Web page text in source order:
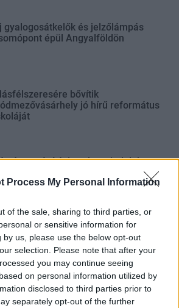
Process My Personal Information
of the sale, sharing to third parties, or
or sensitive information for
by us, please use the below opt-out
selection. Please note that after your
you may continue seeing
on personal information utilized by
disclosed to third parties prior to
separately opt-out of the further
gyalogosátkelők és jelzőlámpás
épül Angyalföldön
bővítik
jó hírű református
építési szakasz indult be a